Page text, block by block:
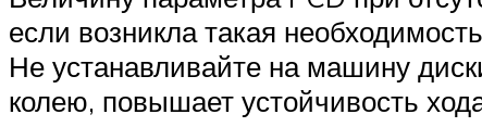
если возникла такая
Не устанавливайте на машину
колею, повышает устойчивость